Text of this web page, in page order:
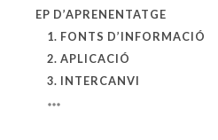
EP D’APRENENTATGE
1. FONTS D’INFORMACIÓ
2. APLICACIÓ
3. INTERCANVI